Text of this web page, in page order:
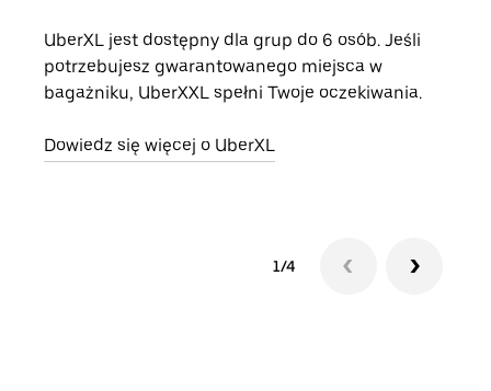
UberXL jest dostępny dla grup do 6 osób. Jeśli
potrzebujesz gwarantowanego miejsca w
bagażniku, UberXXL spełni Twoje oczekiwania.
Dowiedz się więcej o UberXL
1/4